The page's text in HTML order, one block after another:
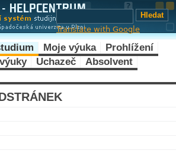
Translate with Google
Moje výuka
Prohlížení
Uchazeč
Absolvent